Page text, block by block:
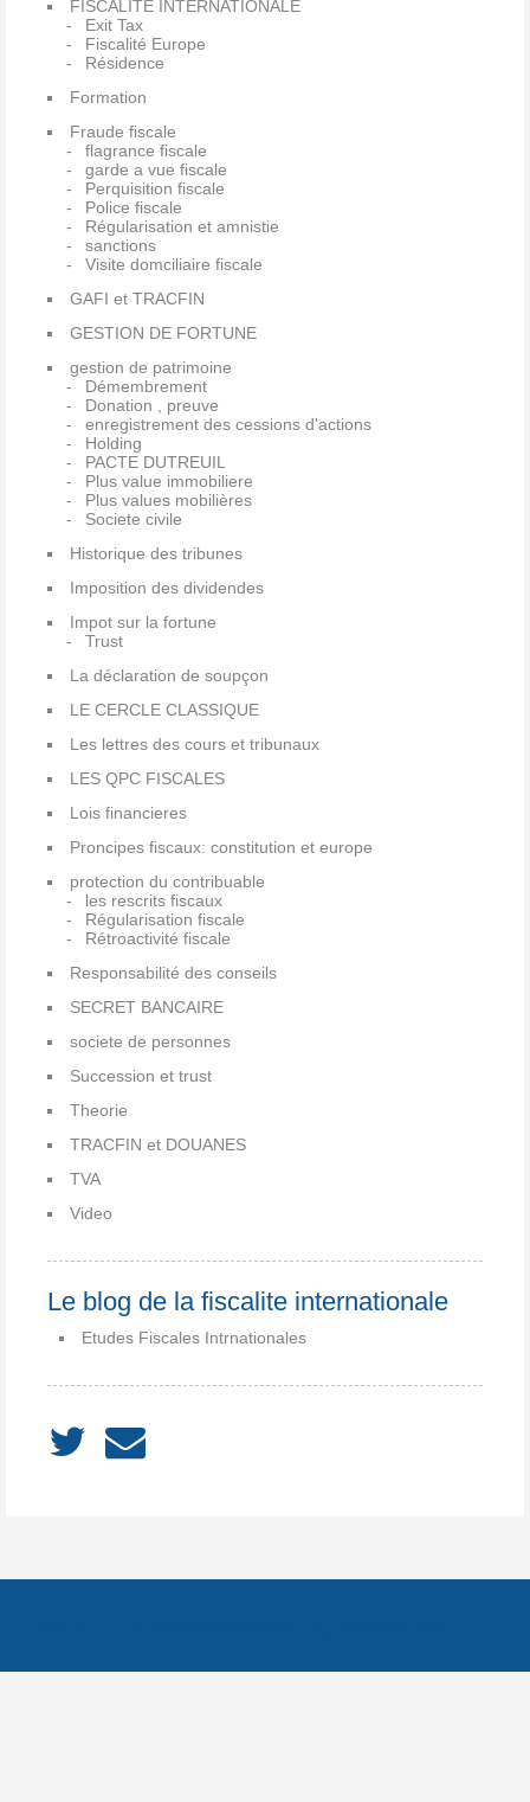
FISCALITE INTERNATIONALE
Exit Tax
Fiscalité Europe
Résidence
Formation
Fraude fiscale
flagrance fiscale
garde a vue fiscale
Perquisition fiscale
Police fiscale
Régularisation et amnistie
sanctions
Visite domciliaire fiscale
GAFI et TRACFIN
GESTION DE FORTUNE
gestion de patrimoine
Démembrement
Donation , preuve
enregistrement des cessions d'actions
Holding
PACTE DUTREUIL
Plus value immobiliere
Plus values mobilières
Societe civile
Historique des tribunes
Imposition des dividendes
Impot sur la fortune
Trust
La déclaration de soupçon
LE CERCLE CLASSIQUE
Les lettres des cours et tribunaux
LES QPC FISCALES
Lois financieres
Proncipes fiscaux: constitution et europe
protection du contribuable
les rescrits fiscaux
Régularisation fiscale
Rétroactivité fiscale
Responsabilité des conseils
SECRET BANCAIRE
societe de personnes
Succession et trust
Theorie
TRACFIN et DOUANES
TVA
Video
Le blog de la fiscalite internationale
Etudes Fiscales Intrnationales